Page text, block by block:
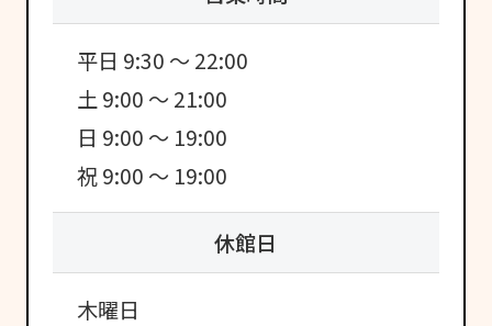
平日 9:30 ～ 22:00
土 9:00 ～ 21:00
日 9:00 ～ 19:00
祝 9:00 ～ 19:00
休館日
木曜日